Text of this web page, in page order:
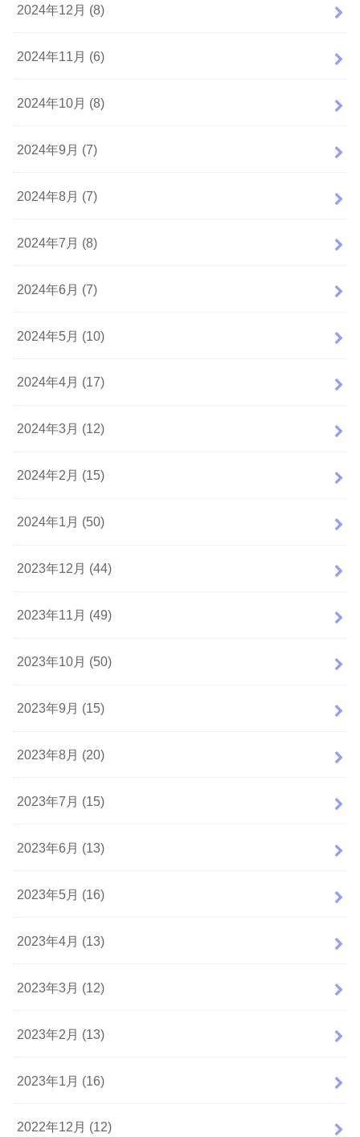
2024年12月 (8)
2024年11月 (6)
2024年10月 (8)
2024年9月 (7)
2024年8月 (7)
2024年7月 (8)
2024年6月 (7)
2024年5月 (10)
2024年4月 (17)
2024年3月 (12)
2024年2月 (15)
2024年1月 (50)
2023年12月 (44)
2023年11月 (49)
2023年10月 (50)
2023年9月 (15)
2023年8月 (20)
2023年7月 (15)
2023年6月 (13)
2023年5月 (16)
2023年4月 (13)
2023年3月 (12)
2023年2月 (13)
2023年1月 (16)
2022年12月 (12)